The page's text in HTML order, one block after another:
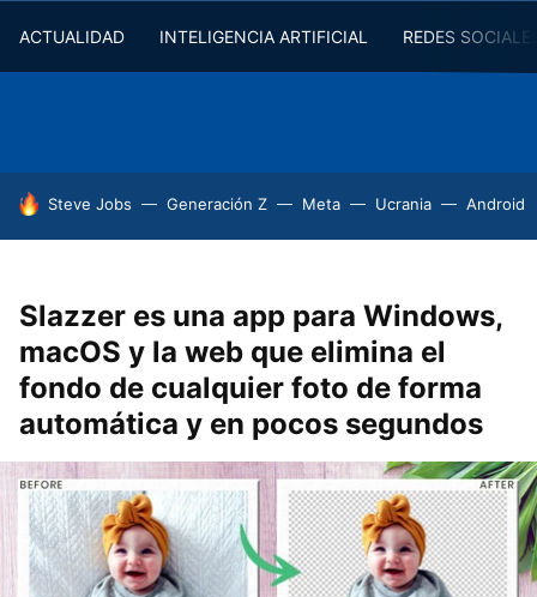
ACTUALIDAD INTELIGENCIA ARTIFICIAL REDES
HOY SE HABLA DE
Steve Jobs Generación Z Meta Ucrania Android
Slazzer es una app para Windows,
macOS y la web que elimina el
fondo de cualquier foto de forma
automática y en pocos segundos